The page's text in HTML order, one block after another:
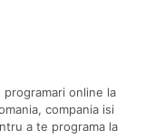
programari online la
compania isi
a te programa la